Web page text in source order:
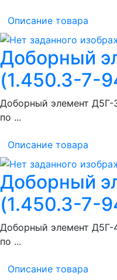
Описание товара
Доборный
(1.450.3-7-
Доборный элемент Д5Г-
по ...
Описание товара
Доборный
(1.450.3-7-
Доборный элемент Д5Г-
по ...
Описание товара